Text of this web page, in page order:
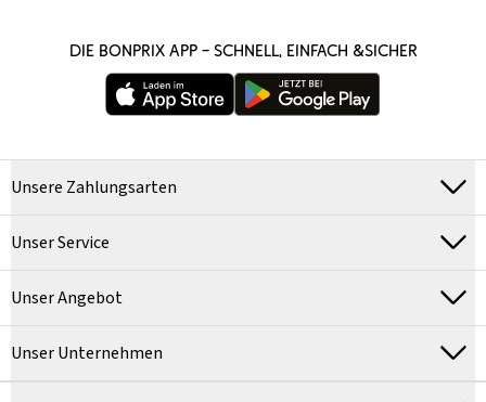
DIE BONPRIX APP – SCHNELL, EINFACH &SICHER
Unsere Zahlungsarten
Unser Service
Unser Angebot
Unser Unternehmen